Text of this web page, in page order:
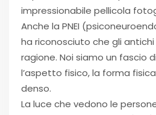
impressionabile pellicola
Anche la PNEI
ha riconosciuto che gli
ragione. Noi siamo un fascio
l’aspetto fisico, la forma
denso.
La luce che vedono le